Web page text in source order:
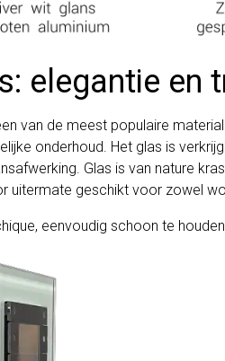
elegantie en
van de meest populaire
onderhoud. Het glas is
Glas is van nature
uitermate geschikt voor zowel
eenvoudig schoon te